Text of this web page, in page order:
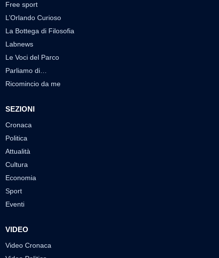
Free sport
L’Orlando Curioso
La Bottega di Filosofia
Labnews
Le Voci del Parco
Parliamo di…
Ricomincio da me
SEZIONI
Cronaca
Politica
Attualità
Cultura
Economia
Sport
Eventi
VIDEO
Video Cronaca